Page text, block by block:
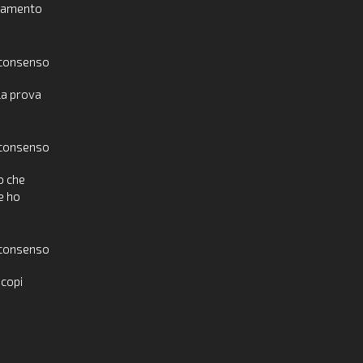
prova
che
ho